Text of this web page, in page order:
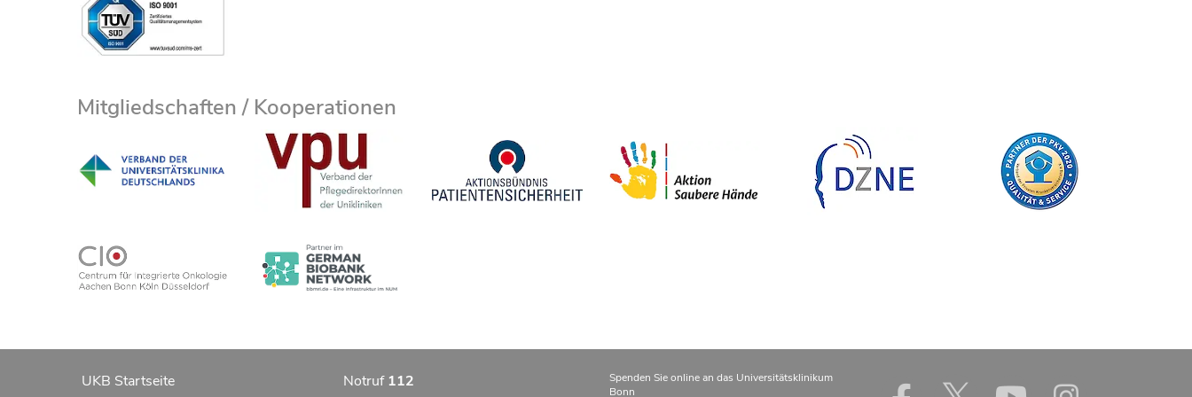
Mitgliedschaften / Kooperationen
UKB Startseite
Notruf 112
Spenden Sie online an das Universitätsklinikum
Bonn